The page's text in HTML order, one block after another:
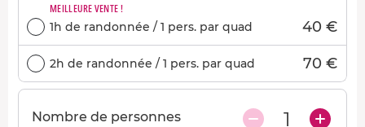
MEILLEURE VENTE !
1h de randonnée / 1 pers. par quad 40 €
2h de randonnée / 1 pers. par quad 70 €
Nombre de personnes 1